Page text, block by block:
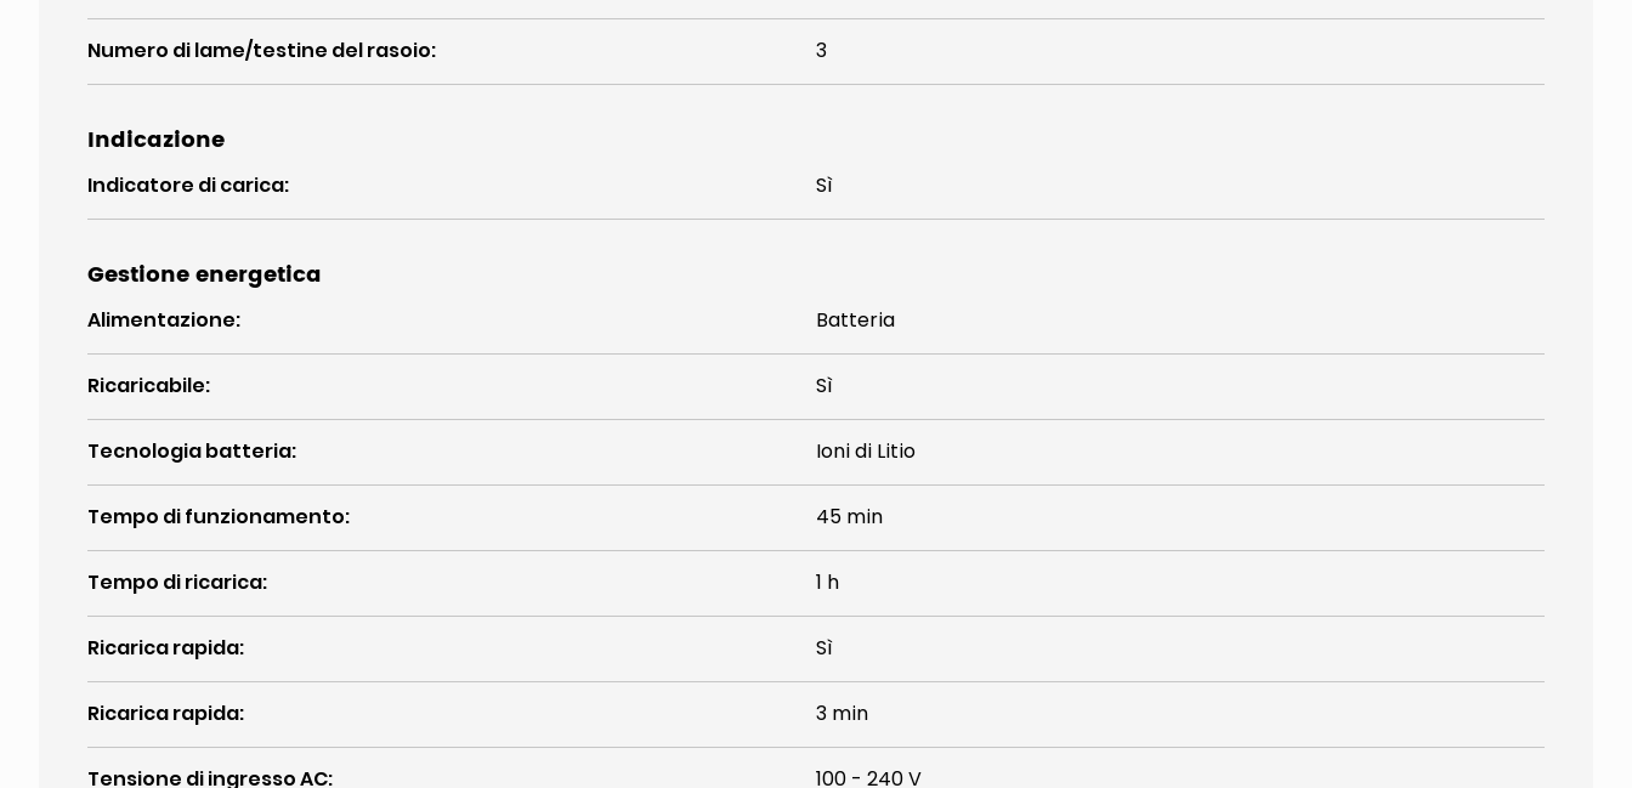
Numero di lame/testine del rasoio: 3
Indicazione
Indicatore di carica: Sì
Gestione energetica
Alimentazione: Batteria
Ricaricabile: Sì
Tecnologia batteria: Ioni di Litio
Tempo di funzionamento: 45 min
Tempo di ricarica: 1 h
Ricarica rapida: Sì
Ricarica rapida: 3 min
Tensione di ingresso AC: 100 - 240 V